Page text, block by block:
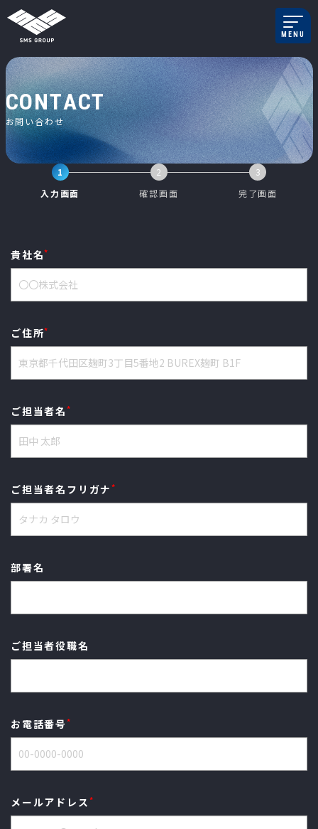
コンテンツへスキップ
メインナビゲーション MENU
CONTACT
お問い合わせ
1
入力画面 現在表示されている画面です。
2
確認画面 現在表示されている画面です。
3
完了画面
貴社名*
ご住所*
ご担当者名 *
ご担当者名フリガナ*
部署名
ご担当者役職名
お電話番号 *
メールアドレス *